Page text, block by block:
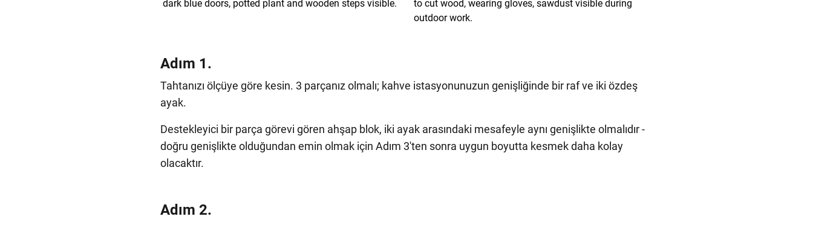
Adım 1.
Tahtanızı ölçüye göre kesin. 3 parçanız olmalı; kahve istasyonunuzun genişliğinde bir raf ve iki özdeş
ayak.
Destekleyici bir parça görevi gören ahşap blok, iki ayak arasındaki mesafeyle aynı genişlikte olmalıdır -
doğru genişlikte olduğundan emin olmak için Adım 3'ten sonra uygun boyutta kesmek daha kolay
olacaktır.
Adım 2.